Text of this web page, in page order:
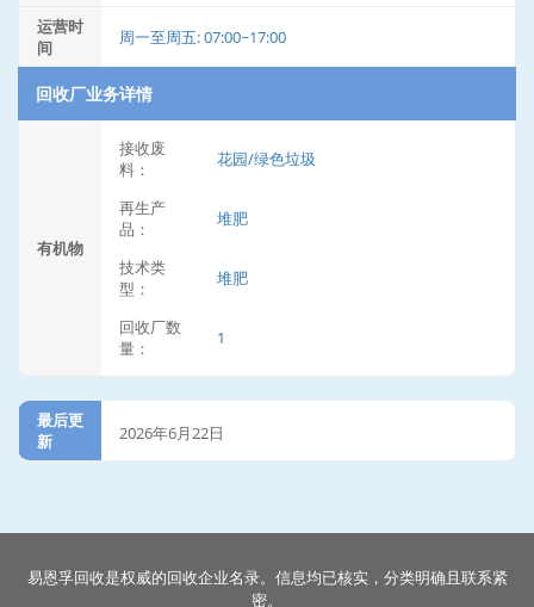
运营时
间
周一至周五: 07:00~17:00
回收厂业务详情
有机物
接收废
料：
花园/绿色垃圾
再生产
品：
堆肥
技术类
型：
堆肥
回收厂数
量：
1
最后更
新
2026年6月22日
易恩孚回收是权威的回收企业名录。信息均已核实，分类明确且联系紧
密。